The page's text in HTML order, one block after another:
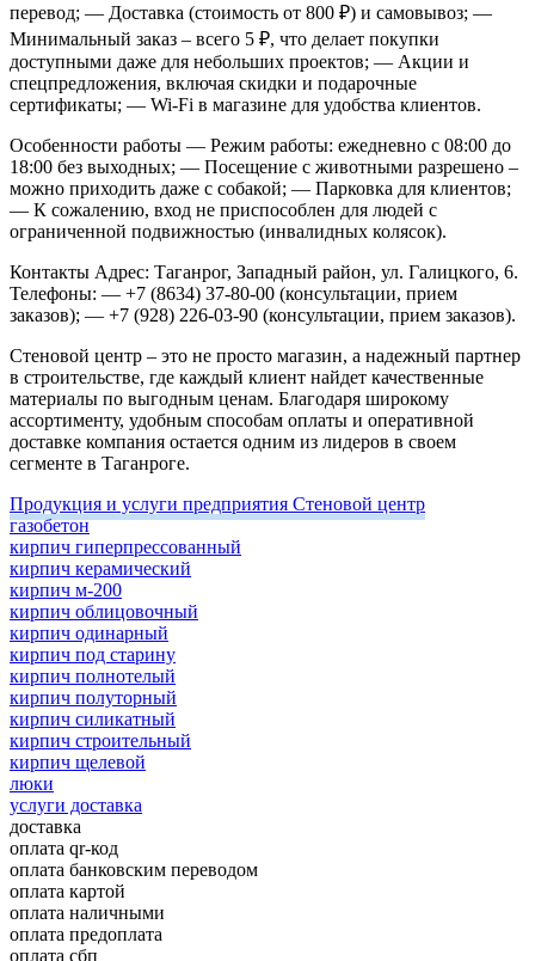
перевод; — Доставка (стоимость от 800 ₽) и самовывоз; —
Минимальный заказ – всего 5 ₽, что делает покупки
доступными даже для небольших проектов; — Акции и
спецпредложения, включая скидки и подарочные
сертификаты; — Wi-Fi в магазине для удобства клиентов.
Особенности работы — Режим работы: ежедневно с 08:00 до
18:00 без выходных; — Посещение с животными разрешено –
можно приходить даже с собакой; — Парковка для клиентов;
— К сожалению, вход не приспособлен для людей с
ограниченной подвижностью (инвалидных колясок).
Контакты Адрес: Таганрог, Западный район, ул. Галицкого, 6.
Телефоны: — +7 (8634) 37-80-00 (консультации, прием
заказов); — +7 (928) 226-03-90 (консультации, прием заказов).
Стеновой центр – это не просто магазин, а надежный партнер
в строительстве, где каждый клиент найдет качественные
материалы по выгодным ценам. Благодаря широкому
ассортименту, удобным способам оплаты и оперативной
доставке компания остается одним из лидеров в своем
сегменте в Таганроге.
Продукция и услуги предприятия Стеновой центр
газобетон
кирпич гиперпрессованный
кирпич керамический
кирпич м-200
кирпич облицовочный
кирпич одинарный
кирпич под старину
кирпич полнотелый
кирпич полуторный
кирпич силикатный
кирпич строительный
кирпич щелевой
люки
услуги доставка
доставка
оплата qr-код
оплата банковским переводом
оплата картой
оплата наличными
оплата предоплата
оплата сбп